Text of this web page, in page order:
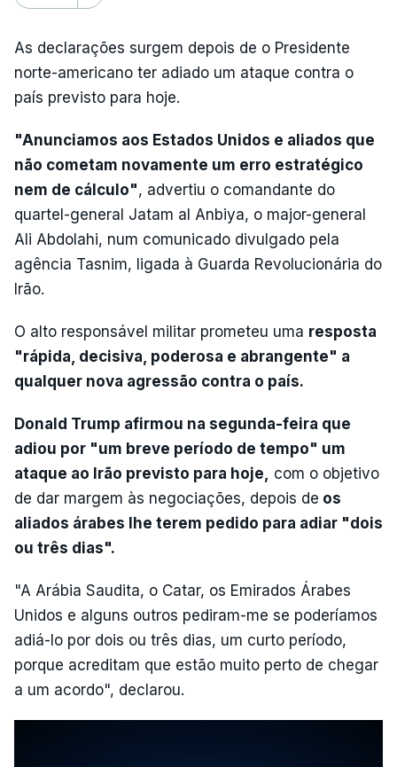
As declarações surgem depois de o Presidente
norte-americano ter adiado um ataque contra o
país previsto para hoje.
"Anunciamos aos Estados Unidos e aliados que
não cometam novamente um erro estratégico
nem de cálculo", advertiu o comandante do
quartel-general Jatam al Anbiya, o major-general
Ali Abdolahi, num comunicado divulgado pela
agência Tasnim, ligada à Guarda Revolucionária do
Irão.
O alto responsável militar prometeu uma resposta
"rápida, decisiva, poderosa e abrangente" a
qualquer nova agressão contra o país.
Donald Trump afirmou na segunda-feira que
adiou por "um breve período de tempo" um
ataque ao Irão previsto para hoje,
com o objetivo
de dar margem às negociações, depois de os
aliados árabes lhe terem pedido para adiar "dois
ou três dias".
"A Arábia Saudita, o Catar, os Emirados Árabes
Unidos e alguns outros pediram-me se poderíamos
adiá-lo por dois ou três dias, um curto período,
porque acreditam que estão muito perto de chegar
a um acordo", declarou.